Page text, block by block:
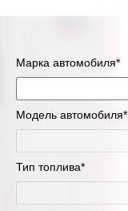
Марка автомобиля*
Модель автомобиля*
Тип топлива*